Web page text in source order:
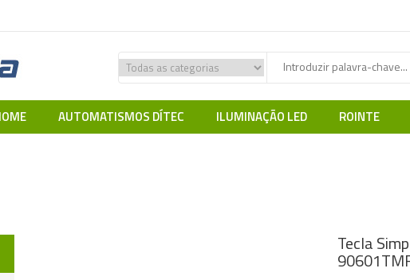
AUTOMATISMOS DÍTEC ILUMINAÇÃO LED ROINTE
Tecla